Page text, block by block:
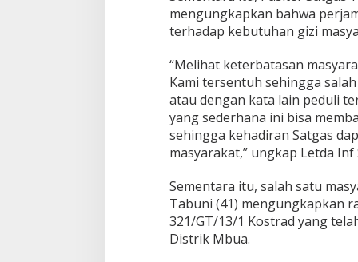
mengungkapkan bahwa
terhadap kebutuhan gizi
“Melihat keterbatasan
Kami tersentuh sehingga
atau dengan kata lain peduli
yang sederhana ini bisa
sehingga kehadiran Satgas
masyarakat,” ungkap Letda Inf
Sementara itu, salah satu
Tabuni (41) mengungkapkan
321/GT/13/1 Kostrad yang
Distrik Mbua.